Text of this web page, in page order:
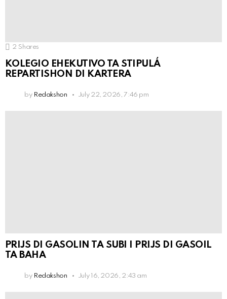
2 Shares
KOLEGIO EHEKUTIVO TA STIPULÁ
REPARTISHON DI KARTERA
by Redakshon July 22, 2026, 7:46 pm
PRIJS DI GASOLIN TA SUBI I PRIJS DI GASOIL
TA BAHA
by Redakshon July 16, 2026, 2:43 am